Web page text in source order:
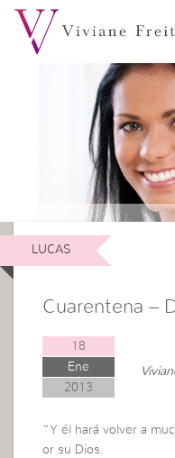
LUCAS
Cuarentena –
18
Ene
2013
“Y él hará volver a
or su Dios.